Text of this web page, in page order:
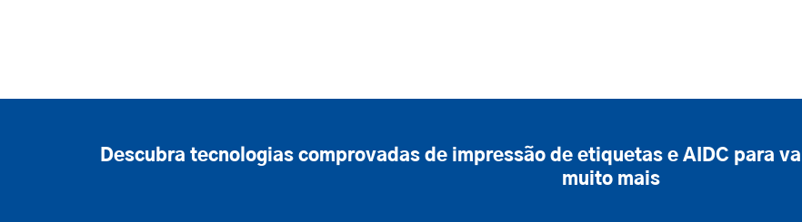
Descubra tecnologias comprovadas de impressão de etiquetas e AIDC para
muito mais